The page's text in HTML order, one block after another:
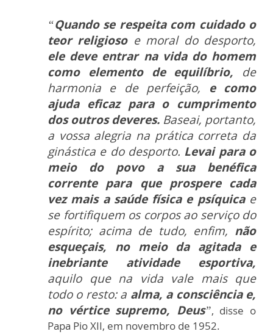
“Quando se respeita com cuidado o
teor religioso e moral do desporto,
ele deve entrar na vida do homem
como elemento de equilíbrio, de
harmonia e de perfeição, e como
ajuda eficaz para o cumprimento
dos outros deveres. Baseai, portanto,
a vossa alegria na prática correta da
ginástica e do desporto. Levai para o
meio do povo a sua benéfica
corrente para que prospere cada
vez mais a saúde física e psíquicae
se fortifiquem os corpos ao serviço do
espírito; acima de tudo, enfim, não
esqueçais, no meio da agitada e
inebriante atividade esportiva,
aquilo que na vida vale mais que
todo o resto: a alma, a consciência e,
no vértice supremo, Deus”, disse o
Papa Pio XII, em novembro de 1952.